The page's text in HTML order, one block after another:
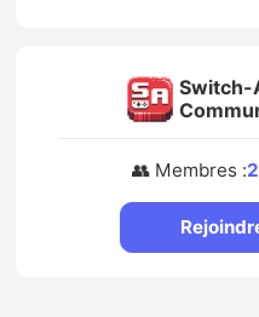
Switch-
👥 Membres :